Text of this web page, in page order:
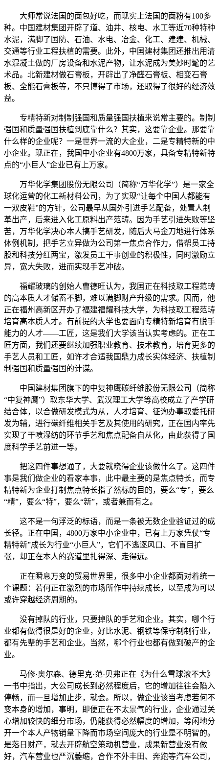
大师常说法国的面包好吃，而现实上法国的面粉有100多
种。中国建材集团开辟了道、油井、核电、水工等近70种特种
水泥，满脚了国防、石油、水电、冶金、化工、建建、机械、
交通等行业工程扶植的需要。此外，中国建材集团还推出用清
水混凝土做的厂房设备和水泥产物，让水泥成为美妙时髦的艺
术品。北新建材做石膏板，开辟出了净醛石膏板、相变石膏
板、全能石膏板等，不只博得了市场，还取得了很好的经济效
益。
专精特新对制制强国和质量强国扶植来说常主要的。制制
强国和质量强国扶植到底靠什么？其实，这要靠企业。那要靠
什么样的企业呢？一是世界一流的大企业，二是专精特新的中
小企业。现正在，我国中小企业有4800万家，具备专精特新特
点的“小巨人”企业已有上万家。
万华化学集团股份无限公司（简称“万华化学”）是一家全
球化运营的化工新材料公司，为了实现“让每个中国人都能有
一双皮鞋”的方针，公司最早从国外引进手艺配备，处置人制
革出产，后来进入化工原料出产范畴。因为手艺引进失败等坚
苦，万华化学决心本人搞手艺研发，随后大马金刀地进行体系
体例机制，把手艺立异做为公司第一焦点合作力，借帮员工持
股和科技分红两宝，激发员工干事创业的积极性，同时激励立
异，宽大失败，进而实现手艺冲破。
福耀玻璃的创始人曹德旺认为，我国正在科技取工程范畴
的高本质人才储蓄不脚，难以满脚财产升级的需求。因而，他
正在福州高新区开办了福建福耀科技大学，为科技取工程范畴
培育高本质人才。有前提的大学也要面向专精特新培育有脱手
能力的人才——工匠，这是我们大学该当认实考虑的。正在工
匠方面，我们还要继续加强职业教育、技术教育，培育更多的
手艺人员和工匠，如许才合适我国鼎力成长实体经济、扶植制
制强国和质量强国的计谋。
中国建材集团旗下的中复神鹰碳纤维股份无限公司（简称
“中复神鹰”）取东华大学、武汉理工大学等高校成立了产学研
结合体，以合做研发模式为从，人才培育、征询办事取委托研
发为辅，进行碳纤维相关手艺及其使用的研究，正在国内率先
实现了干喷湿纺的环节手艺和焦点配备自从化，由此获得了国
度科学手艺前进一等。
把这四件事想通了，大要就晓得企业该做什么了。这四件
事是我们做企业的看家本事，此中最主要的是焦点特长，而专
精特新为企业打制焦点特长指了然标的目的，要么“专”，要么
“精”，要么“特”，要么“新”，或者兼而有之。
这不是一句浮泛的标语，而是一条被无数企业验证过的成
长径。正在中国，4800万家中小企业中，已有上万家凭仗“专
精特新”成长为行业“小巨人”，它们不逃逐风口、不盲目扩
张，却正在本人的赛道里扎得深、走得远。
正在瞬息万变的贸易世界里，很多中小企业都面对着统一
个课题：若何正在激烈的市场所作中持续成长，以至成为可以
或许穿越经济周期的。
没有掉队的行业，只要掉队的手艺和企业。其实，哪个行
业都有做得很是好的企业，好比水泥、钢铁等保守制制行业，
都有先辈的手艺和企业。当然，哪个行业也都有做到破产的企
业。
马修·奥尔森、德里克·范·贝弗正在《为什么雪球滚不大》
一书中指出，大公司成长到必然程度后，它的增加往往会陷入
停畅，而一旦增加止步，就会。所以，做企业该当考虑若何不
变本身的增加，事明，即便正在不太景气的行业，企业通过关
心增加较快的细分市场，仍能获得必然幅度的增加，等闲地分
开一个本人产物销量下降而市场空间庞大的行业是不明智的。
是落日财产，就去开辟航空策动机营业，成果新营业没有做
好，汽车营业也严沉萎缩，合作不外丰田、奔跑等汽车公司，